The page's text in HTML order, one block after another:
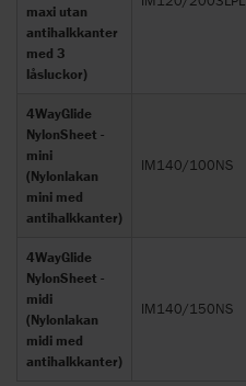
maxi utan
antihalkkanter
med 3
låsluckor)
4WayGlide
NylonSheet -
mini
(Nylonlakan
mini med
antihalkkanter)
IM140/100NS
4WayGlide
NylonSheet -
midi
(Nylonlakan
midi med
antihalkkanter)
IM140/150NS